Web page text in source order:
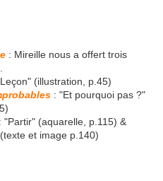
: Mireille nous a offert trois
(illustration, p.45)
: "Et pourquoi pas ?"
: "Partir" (aquarelle, p.115) &
et image p.140)